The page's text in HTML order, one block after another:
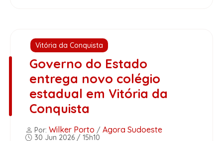
Vitória da Conquista
Governo do Estado
entrega novo colégio
estadual em Vitória da
Conquista
Por: Wilker Porto / Agora Sudoeste
30 Jun 2026 / 15h10